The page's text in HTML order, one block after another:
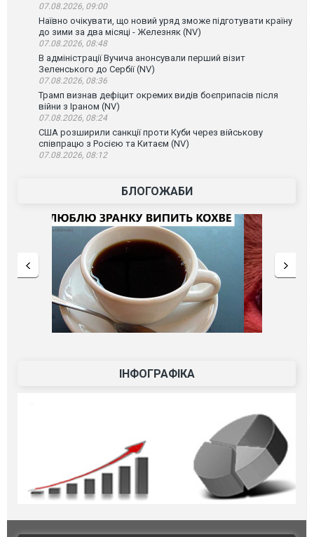
07.08.2026, 09:00
Наївно очікувати, що новий уряд зможе підготувати країну
до зими за два місяці - Железняк (NV)
07.08.2026, 08:48
В адміністрації Вучича анонсували перший візит
Зеленського до Сербії (NV)
07.08.2026, 08:36
Трамп визнав дефіцит окремих видів боєприпасів після
війни з Іраном (NV)
07.08.2026, 08:24
США розширили санкції проти Куби через військову
співпрацю з Росією та Китаєм (NV)
07.08.2026, 08:12
БЛОГОЖАБИ
ІНФОГРАФІКА